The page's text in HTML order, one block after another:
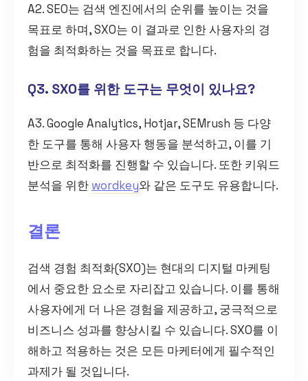
A2. SEO는 검색 엔진에서의 순위를 높이는 것을
목표로 하며, SXO는 이 결과로 인한 사용자의 경
험을 최적화하는 것을 목표로 합니다.
Q3. SXO를 위한 도구는 무엇이 있나요?
A3. Google Analytics, Hotjar, SEMrush 등 다양
한 도구를 통해 사용자 행동을 분석하고, 이를 기
반으로 최적화를 진행할 수 있습니다. 또한 키워드
분석을 위한 wordkey와 같은 도구도 유용합니다.
결론
검색 경험 최적화(SXO)는 현대의 디지털 마케팅
에서 중요한 요소로 자리잡고 있습니다. 이를 통해
사용자에게 더 나은 경험을 제공하고, 궁극적으로
비즈니스 성과를 향상시킬 수 있습니다. SXO를 이
해하고 적용하는 것은 모든 마케터에게 필수적인
과제가 될 것입니다.